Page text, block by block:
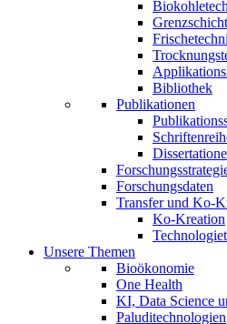
Bibliothek
Publikationen
Forschungsdaten
Transfer und Ko-
Ko-Kreation
Unsere Themen
Bioökonomie
One Health
KI, Data Science
Paluditechnologien